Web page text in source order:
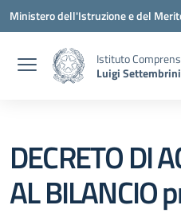
Vai ai contenuti
Vai al menu di navigazione
Vai al footer
Ministero dell'Istruzione e del
Istituto
Luigi Settembrini
DECRETO DI
AL BILANCIO